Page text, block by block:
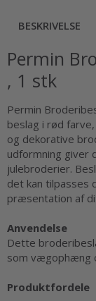
BESKRIVELSE
Permin
, 1 stk
Permin
beslag i rød
og dekorative
udformning giver
julebroderier.
det kan tilpasses
præsentation af
Anvendelse
Dette
som vægophæng
Produktfordele